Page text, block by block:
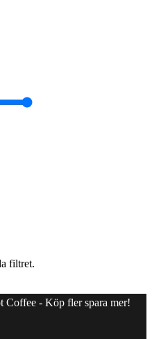
filtret.
Coffee - Köp fler spara mer!